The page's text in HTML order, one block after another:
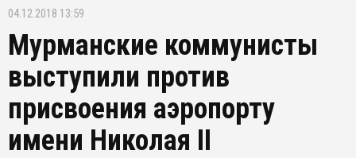
04.12.2018 13:59
Мурманские коммунисты
выступили против
присвоения аэропорту
имени Николая II